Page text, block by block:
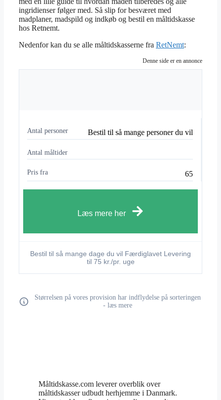
ingridienser følger med. Så slip for besværet med
madplaner, madspild og indkøb og bestil en måltidskasse
hos Retnemt.
Nedenfor kan du se alle måltidskasserne fra RetNemt:
Denne side er en annonce
Antal personer Bestil til så mange personer du vil
Antal måltider
Pris fra 65
Læs mere her
Bestil til så mange dage du vil Færdiglavet Levering
til 75 kr./pr. uge
Størrelsen på vores provision har indflydelse på sorteringen
- læs mere
Måltidskasse.com leverer overblik over
måltidskasser udbudt herhjemme i Danmark.